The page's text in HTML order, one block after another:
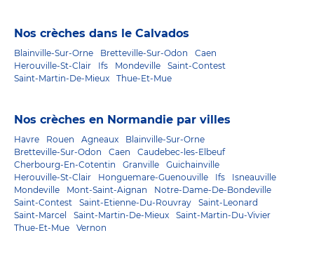
Nos crèches dans le Calvados
Blainville-Sur-Orne Bretteville-Sur-Odon
Caen
Herouville-St-Clair
Ifs Mondeville
Saint-Contest
Saint-Martin-De-Mieux
Thue-Et-Mue
Nos crèches en Normandie par villes
Havre Rouen Agneaux
Blainville-Sur-Orne
Bretteville-Sur-Odon
Caen
Caudebec-les-Elbeuf
Cherbourg-En-Cotentin
Granville
Guichainville
Herouville-St-Clair
Honguemare-Guenouville Ifs
Isneauville
Mondeville
Mont-Saint-Aignan
Notre-Dame-De-Bondeville
Saint-Contest
Saint-Etienne-Du-Rouvray
Saint-Leonard
Saint-Marcel
Saint-Martin-De-Mieux
Saint-Martin-Du-Vivier
Thue-Et-Mue
Vernon